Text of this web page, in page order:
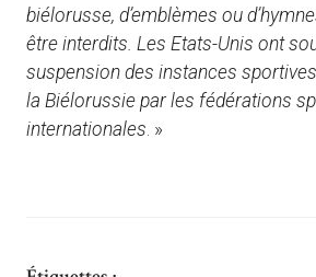
biélorusse, d’emblèmes ou
être interdits. Les Etats-Unis ont
suspension des instances
la Biélorussie par les fédérations
internationales. »